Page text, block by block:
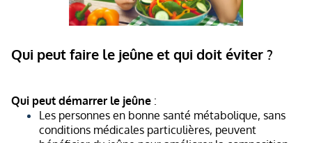
Qui peut faire le jeûne et qui doit éviter ?
Qui peut démarrer le jeûne :
Les personnes en bonne santé métabolique, sans
conditions médicales particulières, peuvent